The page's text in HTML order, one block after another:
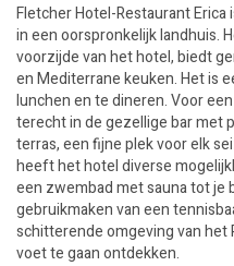
Fletcher Hotel-Restaurant
in een oorspronkelijk landhuis.
voorzijde van het hotel, biedt
en Mediterrane keuken. Het is
lunchen en te dineren. Voor
terecht in de gezellige bar met
terras, een fijne plek voor elk
heeft het hotel diverse
een zwembad met sauna tot je
gebruikmaken van een
schitterende omgeving van het
voet te gaan ontdekken.